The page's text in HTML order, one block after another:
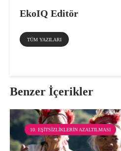
EkoIQ Editör
TÜM YAZILARI
Benzer İçerikler
10. EŞITSIZLIKLERIN AZALTILMASI